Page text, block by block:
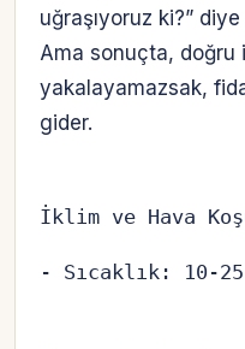
uğraşıyoruz ki?”
Ama sonuçta, doğru
yakalayamazsak,
gider.
İklim ve Hava
- Sıcaklık: 10-